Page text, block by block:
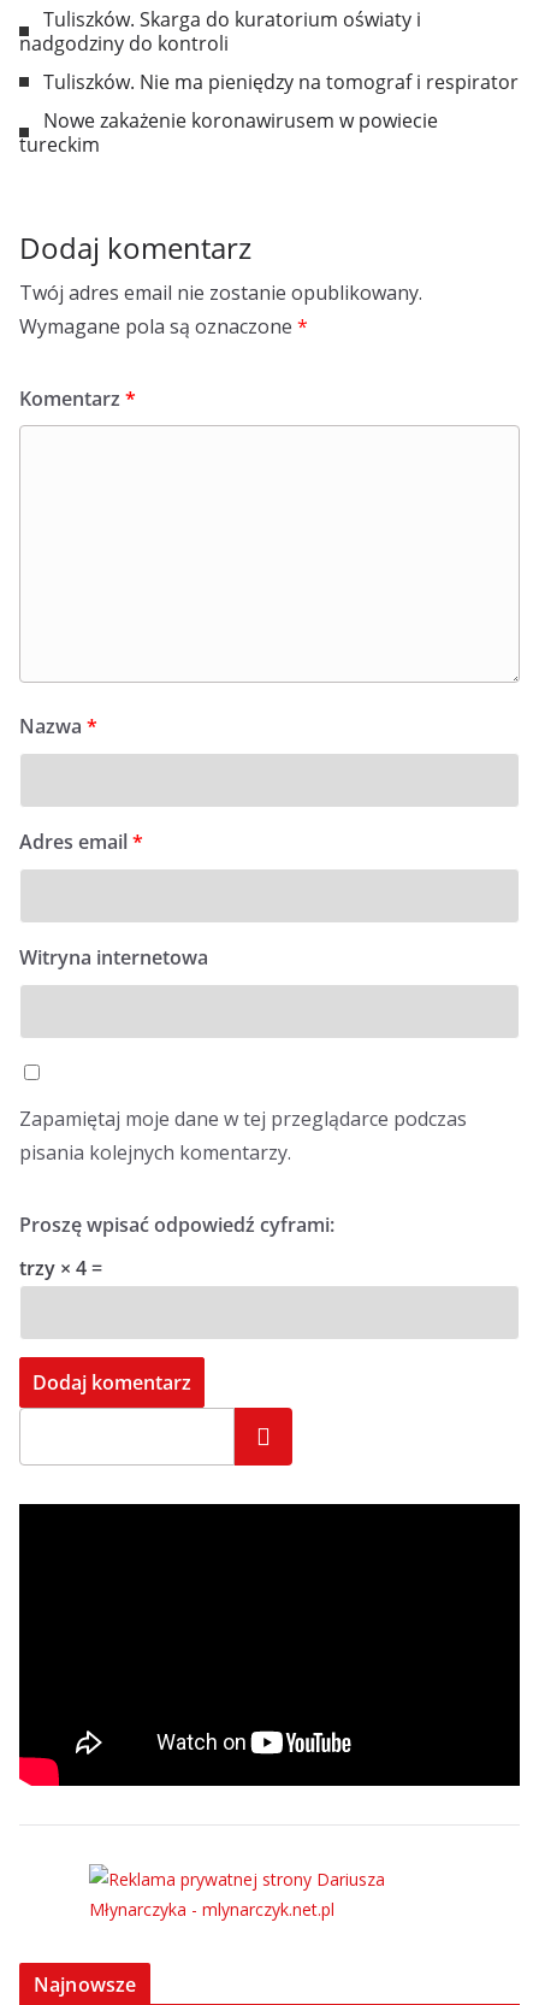
Tuliszków. Skarga do kuratorium oświaty i
nadgodziny do kontroli
Tuliszków. Nie ma pieniędzy na tomograf i respirator
Nowe zakażenie koronawirusem w powiecie
tureckim
Dodaj komentarz
Twój adres email nie zostanie opublikowany.
Wymagane pola są oznaczone *
Komentarz *
Nazwa *
Adres email*
Witryna internetowa
Zapamiętaj moje dane w tej przeglądarce podczas
pisania kolejnych komentarzy.
Proszę wpisać odpowiedź cyframi:
trzy × 4 =
Szukaj
Najnowsze